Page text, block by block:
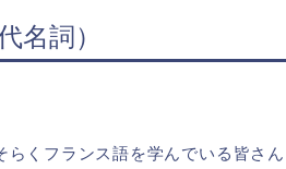
名詞）
らくフランス語を学んでいる皆さん